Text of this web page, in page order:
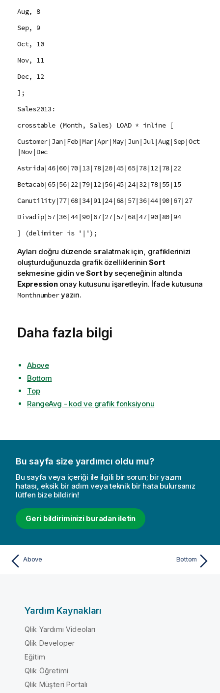
Aug, 8
Sep, 9
Oct, 10
Nov, 11
Dec, 12
];
Sales2013:
crosstable (Month, Sales) LOAD * inline [
Customer|Jan|Feb|Mar|Apr|May|Jun|Jul|Aug|Sep|Oct
|Nov|Dec
Astrida|46|60|70|13|78|20|45|65|78|12|78|22
Betacab|65|56|22|79|12|56|45|24|32|78|55|15
Canutility|77|68|34|91|24|68|57|36|44|90|67|27
Divadip|57|36|44|90|67|27|57|68|47|90|80|94
] (delimiter is '|');
Ayları doğru düzende sıralatmak için, grafiklerinizi
oluşturduğunuzda grafik özelliklerininSort
sekmesine gidin veSort byseçeneğinin altında
Expressiononay kutusunu işaretleyin. İfade kutusuna
Monthnumberyazın.
Daha fazla bilgi
Above
Bottom
Top
RangeAvg - kod ve grafik fonksiyonu
Bu sayfa size yardımcı oldu mu?
Bu sayfa veya içeriği ile ilgili bir sorun; bir yazım
hatası, eksik bir adım veya teknik bir hata bulursanız
lütfen bize bildirin!
Geri bildiriminizi buradan iletin
Above Bottom
Yardım Kaynakları
Qlik Yardımı Videoları
Qlik Developer
Eğitim
Qlik Öğretimi
Qlik Müşteri Portalı